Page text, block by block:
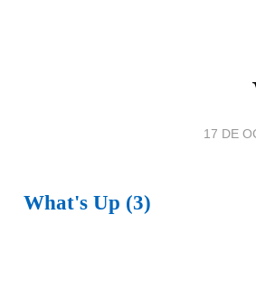
17 DE
What's Up (3)